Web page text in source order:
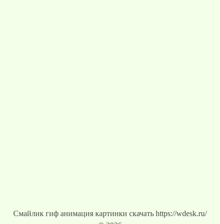
Смайлик гиф анимация картинки скачать https://wdesk.ru/